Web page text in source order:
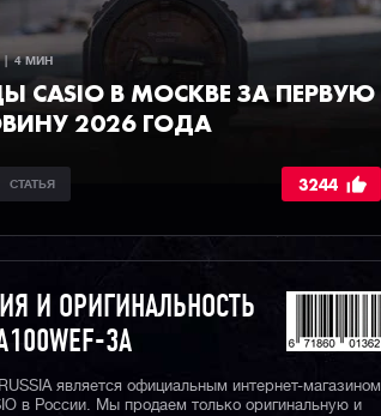
4 МИН
CASIO В МОСКВЕ ЗА ПЕРВУЮ
2026 ГОДА
СТАТЬЯ 3244
И ОРИГИНАЛЬНОСТЬ
3A
является официальным интернет-магазином
в России. Мы продаем только оригинальную и